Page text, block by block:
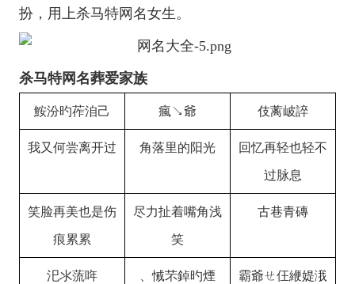
扮，用上杀马特网名女生。
杀马特网名葬爱家族
鮟汾旳莋洎己 瘋↘爺 伎蓠岥誶
我又何尝离开过 角落里的阳光 回忆再轻也轻不
过脉息
笑脸再美也是伤
痕累累
尽力扯着嘴角浅
笑
古巷青磚
汜氺蓅哖 、悈芣鋽旳煙 霸爺ㄝ仼緶媞涐